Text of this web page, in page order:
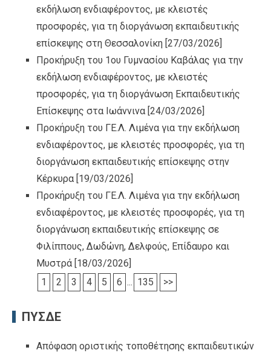
εκδήλωση ενδιαφέροντος, με κλειστές
προσφορές, για τη διοργάνωση εκπαιδευτικής
επίσκεψης στη Θεσσαλονίκη [27/03/2026]
Προκήρυξη του 1ου Γυμνασίου Καβάλας για την
εκδήλωση ενδιαφέροντος, με κλειστές
προσφορές, για τη διοργάνωση Εκπαιδευτικής
Επίσκεψης στα Ιωάννινα [24/03/2026]
Προκήρυξη του ΓΕ.Λ. Λιμένα για την εκδήλωση
ενδιαφέροντος, με κλειστές προσφορές, για τη
διοργάνωση εκπαιδευτικής επίσκεψης στην
Κέρκυρα [19/03/2026]
Προκήρυξη του ΓΕ.Λ. Λιμένα για την εκδήλωση
ενδιαφέροντος, με κλειστές προσφορές, για τη
διοργάνωση εκπαιδευτικής επίσκεψης σε
Φιλίππους, Δωδώνη, Δελφούς, Επίδαυρο και
Μυστρά [18/03/2026]
1
2 3 4 5 6 ... 135 >>
ΠΥΣΔΕ
Απόφαση οριστικής τοποθέτησης εκπαιδευτικών